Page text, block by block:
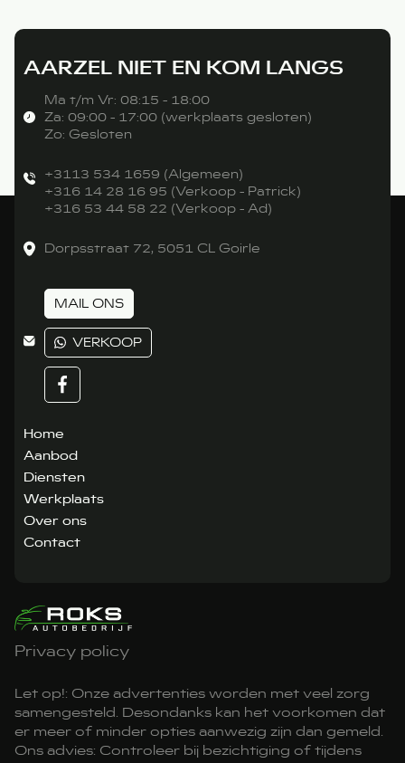
AARZEL NIET EN KOM LANGS
Ma t/m Vr: 08:15 - 18:00
Za: 09:00 - 17:00 (werkplaats gesloten)
Zo: Gesloten
+3113 534 1659 (Algemeen)
+316 14 28 16 95 (Verkoop - Patrick)
+316 53 44 58 22 (Verkoop - Ad)
Dorpsstraat 72, 5051 CL Goirle
MAIL ONS
VERKOOP
Home
Aanbod
Diensten
Werkplaats
Over ons
Contact
Privacy policy
Let op!: Onze advertenties worden met veel zorg
samengesteld. Desondanks kan het voorkomen dat
er meer of minder opties aanwezig zijn dan gemeld.
Ons advies: Controleer bij bezichtiging of tijdens